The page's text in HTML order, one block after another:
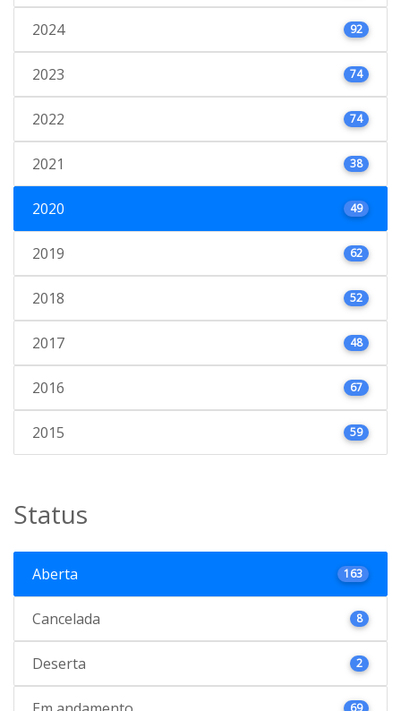
2024 92
2023 74
2022 74
2021 38
2020 49
2019 62
2018 52
2017 48
2016 67
2015 59
Status
Aberta 163
Cancelada 8
Deserta 2
69